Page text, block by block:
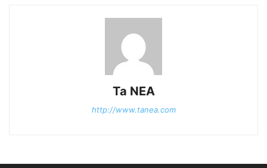
Ta NEA
http://www.tanea.com